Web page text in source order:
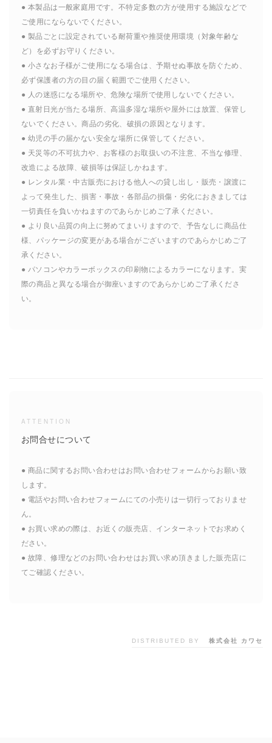
● 本製品は一般家庭用です。不特定多数の方が使用する施設などで
ご使用にならないでください。
● 製品ごとに設定されている耐荷重や推奨使用環境（対象年齢な
ど）を必ずお守りください。
● 小さなお子様がご使用になる場合は、予期せぬ事故を防ぐため、
必ず保護者の方の目の届く範囲でご使用ください。
● 人の迷惑になる場所や、危険な場所で使用しないでください。
● 直射日光が当たる場所、高温多湿な場所や屋外には放置、保管し
ないでください。商品の劣化、破損の原因となります。
● 幼児の手の届かない安全な場所に保管してください。
● 天災等の不可抗力や、お客様のお取扱いの不注意、不当な修理、
改造による故障、破損等は保証しかねます。
● レンタル業・中古販売における他人への貸し出し・販売・譲渡に
よって発生した、損害・事故・各部品の損傷・劣化におきましては
一切責任を負いかねますのであらかじめご了承ください。
● より良い品質の向上に努めてまいりますので、予告なしに商品仕
様、パッケージの変更がある場合がございますのであらかじめご了
承ください。
● パソコンやカラーボックスの印刷物によるカラーになります。実
際の商品と異なる場合が御座いますのであらかじめご了承くださ
い。
ATTENTION
お問合せについて
● 商品に関するお問い合わせはお問い合わせフォームからお願い致
します。
● 電話やお問い合わせフォームにての小売りは一切行っておりませ
ん。
● お買い求めの際は、お近くの販売店、インターネットでお求めく
ださい。
● 故障、修理などのお問い合わせはお買い求め頂きました販売店に
てご確認ください。
DISTRIBUTED BY 株式会社 カワセ